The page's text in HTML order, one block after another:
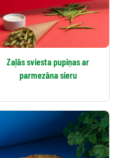
Zaļās sviesta pupiņas ar
parmezāna sieru